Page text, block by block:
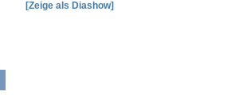
[Zeige als Diashow]